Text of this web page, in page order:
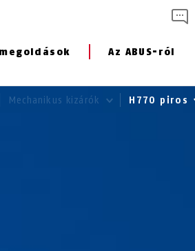
Az ABUS-ról
Mechanikus kizárók H770 piros